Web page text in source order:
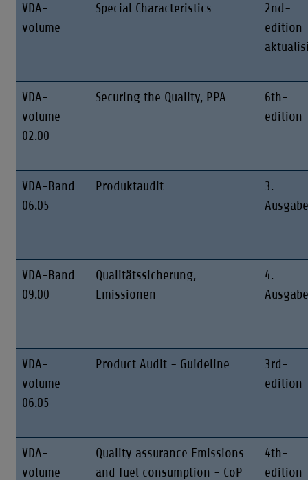
VDA-
volume
Special Characteristics
2nd-
edition
VDA-
volume
02.00
Securing the Quality, PPA
6th-
edition
VDA-Band
06.05
Produktaudit
3.
Ausgabe
VDA-Band
09.00
Qualitätssicherung,
Emissionen
4.
Ausgabe
VDA-
volume
06.05
Product Audit - Guideline
3rd-
edition
VDA-
volume
Quality assurance Emissions
and fuel consumption - CoP
4th-
edition